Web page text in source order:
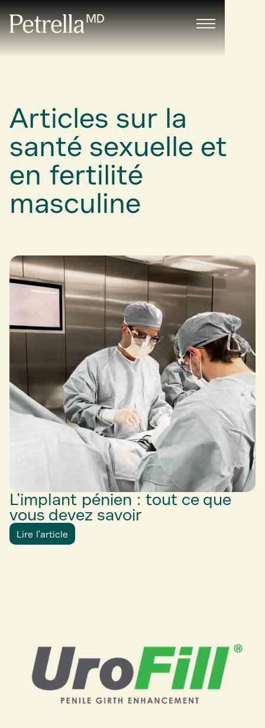
Articles sur la
santé sexuelle et
en fertilité
masculine
L'implant pénien : tout ce que
vous devez savoir
Lire l'article